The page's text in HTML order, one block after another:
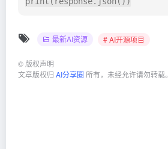
最新AI资源 # AI开源项目
© 版权声明
文章版权归 AI分享圈 所有，未经允许请勿转载。